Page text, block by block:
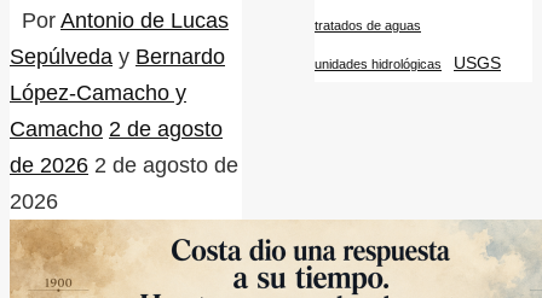
Por Antonio de Lucas
Sepúlveda y Bernardo
López-Camacho y
Camacho 2 de agosto
de 2026 2 de agosto de
2026
tratados de aguas
unidades hidrológicas USGS